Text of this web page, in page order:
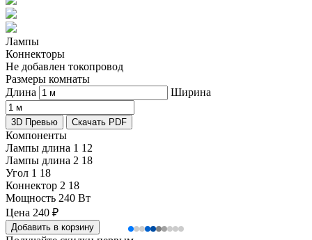
Лампы
Коннекторы
Не добавлен токопровод
Размеры комнаты
Длина
Ширина
3D Превью Скачать PDF
Компоненты
Лампы длина 1 12
Лампы длина 2 18
Угол 1 18
Коннектор 2 18
Мощность 240 Вт
Цена 240 ₽
Добавить в корзину